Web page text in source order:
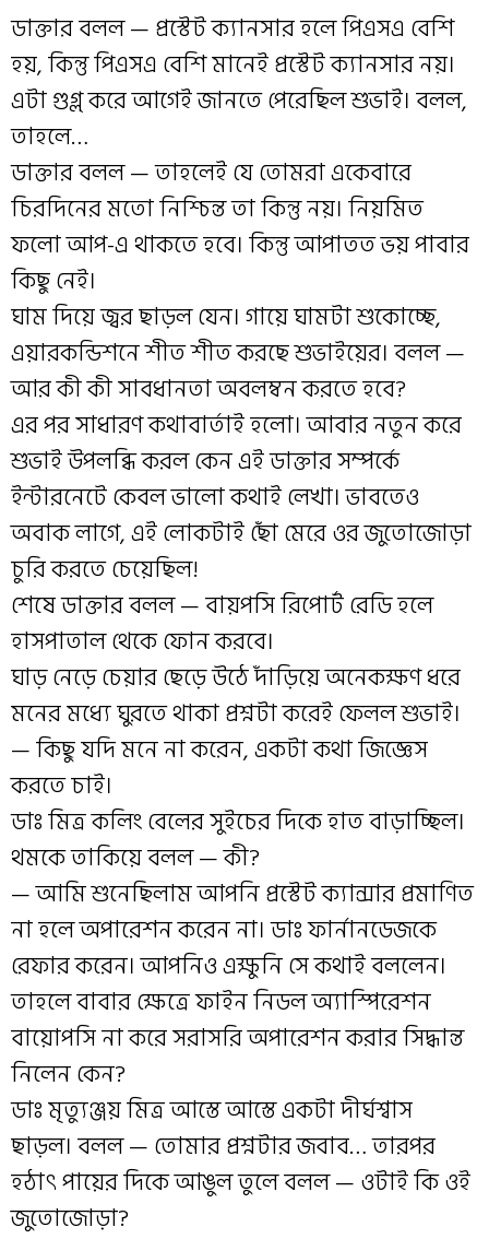
ডাক্তার বলল — প্রস্টেট ক্যানসার হলে পিএসএ বেশি
হয়, কিন্তু পিএসএ বেশি মানেই প্রস্টেট ক্যানসার নয়।
এটা গুগ্ল্ করে আগেই জানতে পেরেছিল শুভাই। বলল,
তাহলে…
ডাক্তার বলল — তাহলেই যে তোমরা একেবারে
চিরদিনের মতো নিশ্চিন্ত তা কিন্তু নয়। নিয়মিত
ফলো আপ-এ থাকতে হবে। কিন্তু আপাতত ভয় পাবার
কিছু নেই।
ঘাম দিয়ে জ্বর ছাড়ল যেন। গায়ে ঘামটা শুকোচ্ছে,
এয়ারকন্ডিশনে শীত শীত করছে শুভাইয়ের। বলল —
আর কী কী সাবধানতা অবলম্বন করতে হবে?
এর পর সাধারণ কথাবার্তাই হলো। আবার নতুন করে
শুভাই উপলব্ধি করল কেন এই ডাক্তার সম্পর্কে
ইন্টারনেটে কেবল ভালো কথাই লেখা। ভাবতেও
অবাক লাগে, এই লোকটাই ছোঁ মেরে ওর জুতোজোড়া
চুরি করতে চেয়েছিল!
শেষে ডাক্তার বলল — বায়পসি রিপোর্ট রেডি হলে
হাসপাতাল থেকে ফোন করবে।
ঘাড় নেড়ে চেয়ার ছেড়ে উঠে দাঁড়িয়ে অনেকক্ষণ ধরে
মনের মধ্যে ঘুরতে থাকা প্রশ্নটা করেই ফেলল শুভাই।
— কিছু যদি মনে না করেন, একটা কথা জিজ্ঞেস
করতে চাই।
ডাঃ মিত্র কলিং বেলের সুইচের দিকে হাত বাড়াচ্ছিল।
থমকে তাকিয়ে বলল — কী?
— আমি শুনেছিলাম আপনি প্রস্টেট ক্যান্সার প্রমাণিত
না হলে অপারেশন করেন না। ডাঃ ফার্নানডেজকে
রেফার করেন। আপনিও এক্ষুনি সে কথাই বললেন।
তাহলে বাবার ক্ষেত্রে ফাইন নিডল অ্যাস্পিরেশন
বায়োপসি না করে সরাসরি অপারেশন করার সিদ্ধান্ত
নিলেন কেন?
ডাঃ মৃত্যুঞ্জয় মিত্র আস্তে আস্তে একটা দীর্ঘশ্বাস
ছাড়ল। বলল — তোমার প্রশ্নটার জবাব… তারপর
হঠাৎ পায়ের দিকে আঙুল তুলে বলল — ওটাই কি ওই
জুতোজোড়া?